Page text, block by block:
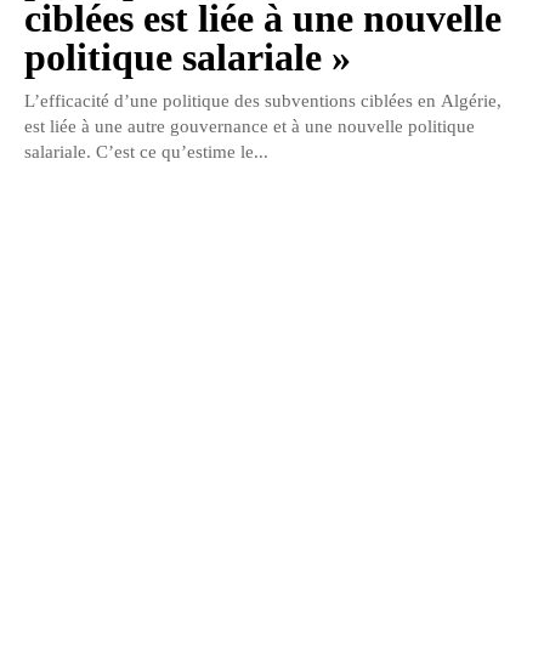
ciblées est liée à une nouvelle
politique salariale »
L’efficacité d’une politique des subventions ciblées en Algérie,
est liée à une autre gouvernance et à une nouvelle politique
salariale. C’est ce qu’estime le...